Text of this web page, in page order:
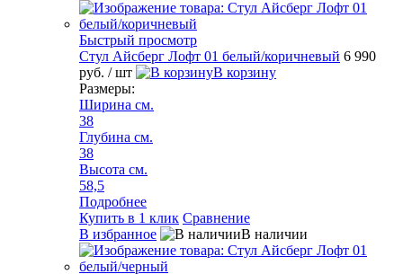
Быстрый просмотр
Стул Айсберг Лофт 01 белый/коричневый 6 990
руб. / шт
В корзину
Размеры:
Ширина см.
38
Глубина см.
38
Высота см.
58,5
Подробнее
Купить в 1 клик Сравнение
В избранное
В наличии